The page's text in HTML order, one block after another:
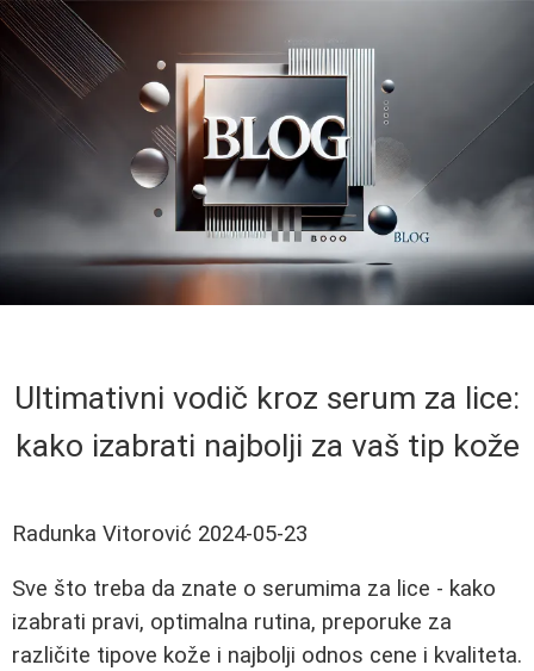
Ultimativni vodič kroz serum za lice:
kako izabrati najbolji za vaš tip kože
Radunka Vitorović 2024-05-23
Sve što treba da znate o serumima za lice - kako
izabrati pravi, optimalna rutina, preporuke za
različite tipove kože i najbolji odnos cene i kvaliteta.